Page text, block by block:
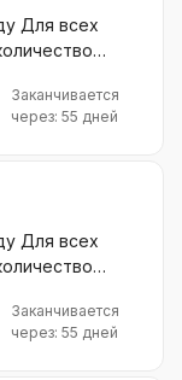
Для всех
Основа ЕГЭ 9
Заканчивается
через: 55 дней
Для всех
Основа ОГЭ 9
Заканчивается
через: 55 дней